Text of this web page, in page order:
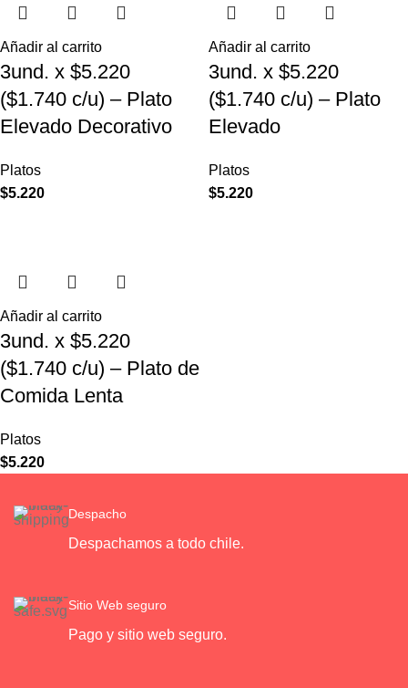
Añadir al carrito
3und. x $5.220
($1.740 c/u) – Plato
Elevado Decorativo
Platos
$5.220
Añadir al carrito
3und. x $5.220
($1.740 c/u) – Plato
Elevado
Platos
$5.220
Añadir al carrito
3und. x $5.220
($1.740 c/u) – Plato de
Comida Lenta
Platos
$5.220
Despacho
Despachamos a todo chile.
Sitio Web seguro
Pago y sitio web seguro.